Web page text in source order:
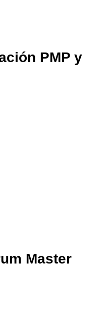
PMP y
Master